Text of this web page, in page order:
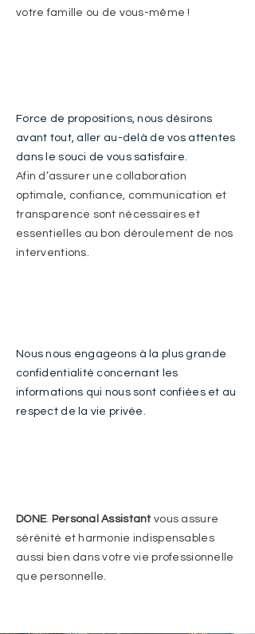
votre famille ou de vous-même !
Force de propositions, nous désirons
avant tout, aller au-delà de vos attentes
dans le souci de vous satisfaire.
Afin d’assurer une collaboration
optimale, confiance, communication et
transparence sont nécessaires et
essentielles au bon déroulement de nos
interventions.
Nous nous engageons à la plus grande
confidentialité concernant les
informations qui nous sont confiées et au
respect de la vie privée.
DONE. Personal Assistant vous assure
sérénité et harmonie indispensables
aussi bien dans votre vie professionnelle
que personnelle.